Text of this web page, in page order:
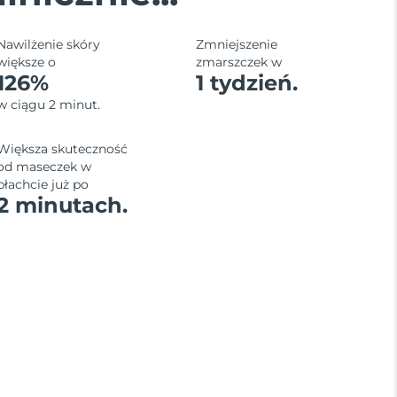
skóry
o
ciągu 2 minut.
Zmniejszenie
zmarszczek w
1 tydzień.
skuteczność
maseczek w
już po
minutach.